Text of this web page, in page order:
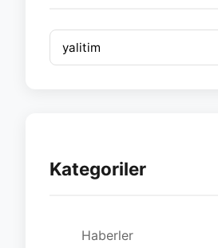
Kategoriler
Haberler